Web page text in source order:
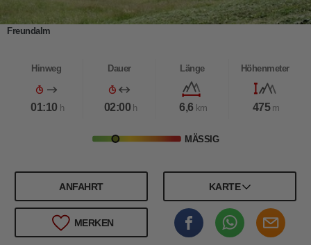
Freundalm
Hinweg
01:10 h
Dauer
02:00 h
Länge
6,6 km
Höhenmeter
475 m
MÄSSIG
ANFAHRT KARTE
MERKEN